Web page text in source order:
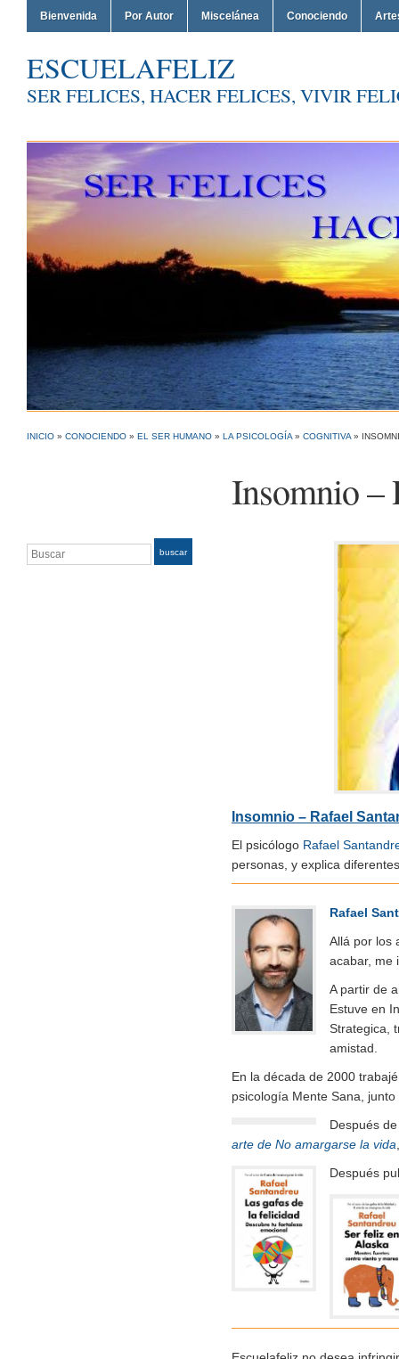
Bienvenida Por Autor Miscelánea Conociendo
ESCUELAFELIZ
SER FELICES, HACER FELICES, VIVIR
INICIO » CONOCIENDO » EL SER HUMANO » LA PSICOLOGÍA » COGNITIVA »
Insomnio –
Buscar buscar
Insomnio – Rafael
El psicólogo Rafael
personas, y explica
Rafael
Allá por los
acabar, me
A partir de
Estuve en
Strategica,
amistad.
En la década de 2000
psicología Mente Sana,
Después
arte de No amargarse la vida
Después